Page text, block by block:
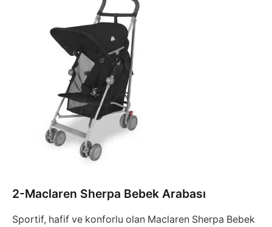
2-Maclaren Sherpa Bebek Arabası
Sportif, hafif ve konforlu olan Maclaren Sherpa Bebek